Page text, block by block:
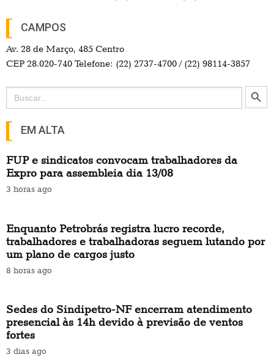
CAMPOS
Av. 28 de Março, 485 Centro
CEP 28.020-740 Telefone: (22) 2737-4700 / (22) 98114-3857
Search
for:
Search Button
EM ALTA
FUP e sindicatos convocam trabalhadores da
Expro para assembleia dia 13/08
3 horas ago
Enquanto Petrobrás registra lucro recorde,
trabalhadores e trabalhadoras seguem lutando por
um plano de cargos justo
8 horas ago
Sedes do Sindipetro-NF encerram atendimento
presencial às 14h devido à previsão de ventos
fortes
3 dias ago